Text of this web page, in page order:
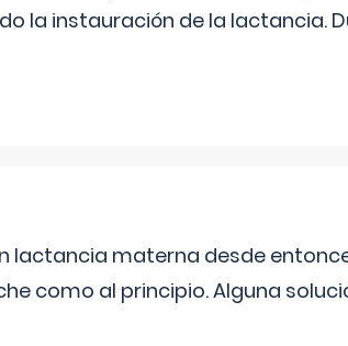
la instauración de la lactancia.
lactancia materna desde
como al principio. Alguna